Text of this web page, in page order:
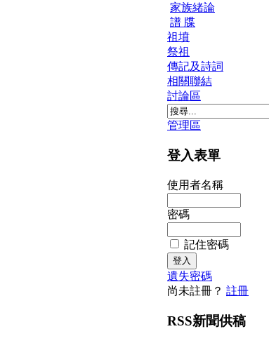
家族緒論
譜 牒
祖墳
祭祖
傳記及詩詞
相關聯結
討論區
管理區
登入表單
使用者名稱
密碼
記住密碼
遺失密碼
尚未註冊？ 註冊
RSS新聞供稿